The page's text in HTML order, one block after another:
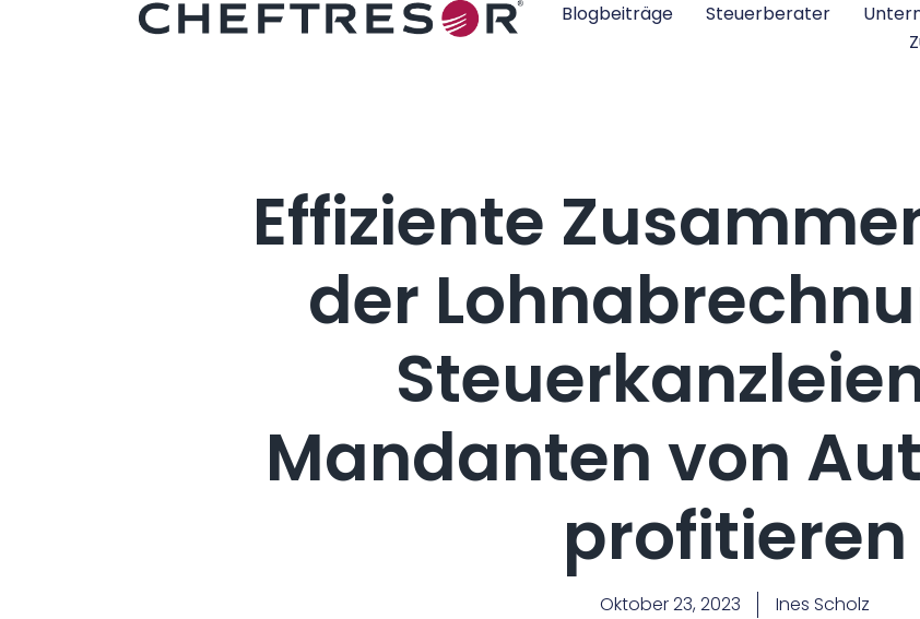
Blogbeiträge Steuerberater
Effiziente
der
Mandanten von
profitieren
Oktober 23, 2023 Ines Scholz